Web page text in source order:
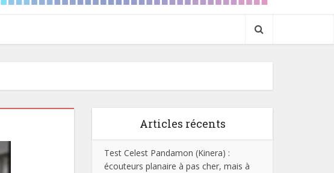
Articles récents
Test Celest Pandamon (Kinera) :
écouteurs planaire à pas cher, mais à